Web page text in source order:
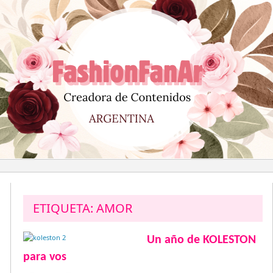
al
contenido
ETIQUETA: AMOR
Un año de KOLESTON
para vos